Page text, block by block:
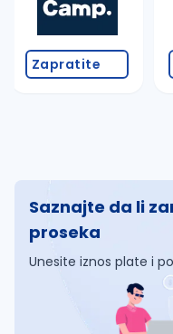
Zapratite
Saznajte da li
proseka
Unesite iznos plate i